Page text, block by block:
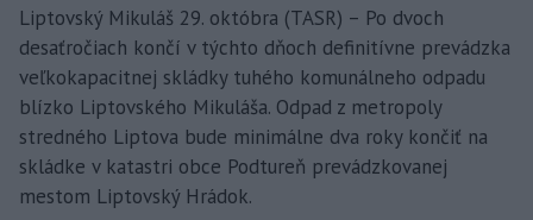
Liptovský Mikuláš 29. októbra (TASR) – Po dvoch
desaťročiach končí v týchto dňoch definitívne prevádzka
veľkokapacitnej skládky tuhého komunálneho odpadu
blízko Liptovského Mikuláša. Odpad z metropoly
stredného Liptova bude minimálne dva roky končiť na
skládke v katastri obce Podtureň prevádzkovanej
mestom Liptovský Hrádok.